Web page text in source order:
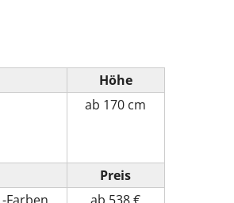
Höhe
ab 170 cm
Preis